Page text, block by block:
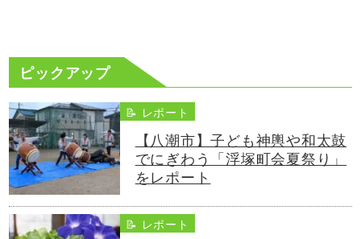
ピックアップ
📝 レポート
【八潮市】子ども神輿や和太鼓
でにぎわう「浮塚町会夏祭り」
をレポート
📝 レポート